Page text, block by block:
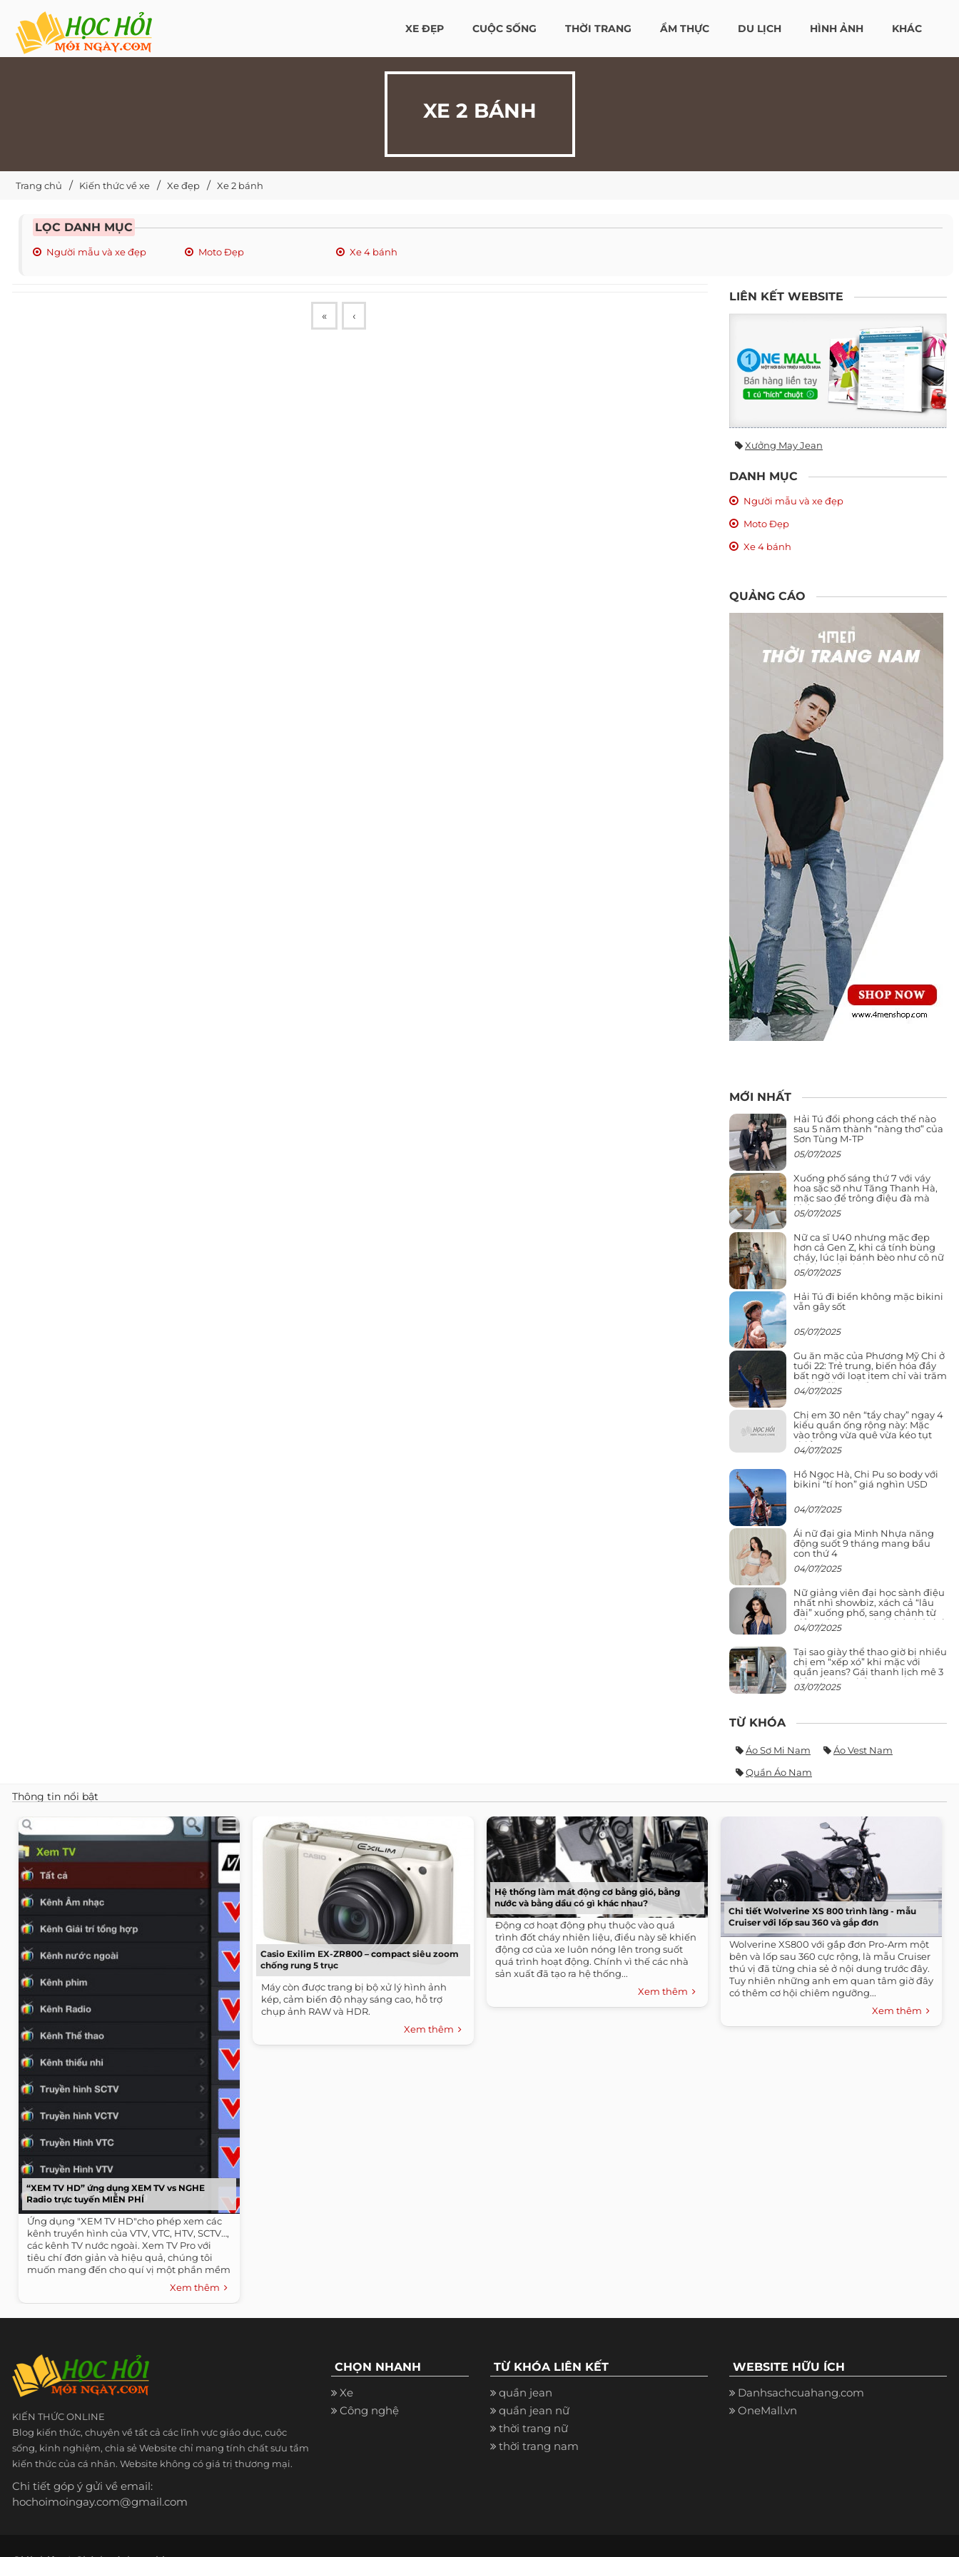
XE ĐẸP CUỘC SỐNG THỜI TRANG ẨM THỰC DU LỊCH HÌNH ẢNH KHÁC
XE 2 BÁNH
Trang chủ Kiến thức về xe Xe đẹp Xe 2 bánh
LỌC DANH MỤC
Người mẫu và xe đẹp Moto Đẹp Xe 4 bánh
« ‹
LIÊN KẾT WEBSITE
Xưởng May Jean
DANH MỤC
Người mẫu và xe đẹp
Moto Đẹp
Xe 4 bánh
QUẢNG CÁO
MỚI NHẤT
Hải Tú đổi phong cách thế nào
sau 5 năm thành “nàng thơ” của
Sơn Tùng M-TP
05/07/2025
Xuống phố sáng thứ 7 với váy
hoa sặc sỡ như Tăng Thanh Hà,
mặc sao để trông điệu đà mà
không sến
05/07/2025
Nữ ca sĩ U40 nhưng mặc đẹp
hơn cả Gen Z, khi cá tính bùng
cháy, lúc lại bánh bèo như cô nữ
chính ngôn tình
05/07/2025
Hải Tú đi biển không mặc bikini
vẫn gây sốt
05/07/2025
Gu ăn mặc của Phương Mỹ Chi ở
tuổi 22: Trẻ trung, biến hóa đầy
bất ngờ với loạt item chỉ vài trăm
nghìn đã mua được
04/07/2025
Chị em 30 nên “tẩy chay” ngay 4
kiểu quần ống rộng này: Mặc
vào trông vừa quê vừa kéo tụt
chiều cao
04/07/2025
Hồ Ngọc Hà, Chi Pu so body với
bikini “tí hon” giá nghìn USD
04/07/2025
Ái nữ đại gia Minh Nhựa năng
động suốt 9 tháng mang bầu
con thứ 4
04/07/2025
Nữ giảng viên đại học sành điệu
nhất nhì showbiz, xách cả “lâu
đài” xuống phố, sang chảnh từ
giảng đường ra phố khó ai đọ lại
04/07/2025
Tại sao giày thể thao giờ bị nhiều
chị em “xếp xó” khi mặc với
quần jeans? Gái thanh lịch mê 3
kiểu này hơn hẳn
03/07/2025
TỪ KHÓA
Áo Sơ Mi Nam
Áo Vest Nam
Quần Áo Nam
Thông tin nổi bật
“XEM TV HD” ứng dụng XEM TV vs NGHE
Radio trực tuyến MIỄN PHÍ
Ứng dụng "XEM TV HD"cho phép xem các
kênh truyền hình của VTV, VTC, HTV, SCTV…,
các kênh TV nước ngoài. Xem TV Pro với
tiêu chí đơn giản và hiệu quả, chúng tôi
muốn mang đến cho quí vị một phần mềm
Xem thêm
Casio Exilim EX-ZR800 – compact siêu zoom
chống rung 5 trục
Máy còn được trang bị bộ xử lý hình ảnh
kép, cảm biến độ nhạy sáng cao, hỗ trợ
chụp ảnh RAW và HDR.
Xem thêm
Hệ thống làm mát động cơ bằng gió, bằng
nước và bằng dầu có gì khác nhau?
Động cơ hoạt động phụ thuộc vào quá
trình đốt cháy nhiên liệu, điều này sẽ khiến
động cơ của xe luôn nóng lên trong suốt
quá trình hoạt động. Chính vì thế các nhà
sản xuất đã tạo ra hệ thống...
Xem thêm
Chi tiết Wolverine XS 800 trình làng - mẫu
Cruiser với lốp sau 360 và gắp đơn
Wolverine XS800 với gắp đơn Pro-Arm một
bên và lốp sau 360 cực rộng, là mẫu Cruiser
thú vị đã từng chia sẻ ở nội dung trước đây.
Tuy nhiên những anh em quan tâm giờ đây
có thêm cơ hội chiêm ngưỡng...
Xem thêm
KIẾN THỨC ONLINE
Blog kiến thức, chuyên về tất cả các lĩnh vực giáo dục, cuộc
sống, kinh nghiệm, chia sẻ Website chỉ mang tính chất sưu tầm
kiến thức của cá nhân. Website không có giá trị thương mại.
Chi tiết góp ý gửi về email:
hochoimoingay.com@gmail.com
CHỌN NHANH
Xe
Công nghệ
TỪ KHÓA LIÊN KẾT
quần jean
quần jean nữ
thời trang nữ
thời trang nam
WEBSITE HỮU ÍCH
Danhsachcuahang.com
OneMall.vn